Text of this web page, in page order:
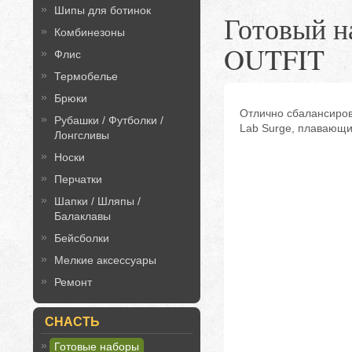
Шипы для ботинок
Комбинезоны
Флис
Термобелье
Брюки
Рубашки / Футболки /
Лонгсливы
Носки
Перчатки
Шапки / Шляпы /
Балаклавы
Бейсболки
Мелкие аксессуары
Ремонт
СНАСТЬ
Готовые наборы
Готовый
OUTFIT
Отлично
Lab Surge,